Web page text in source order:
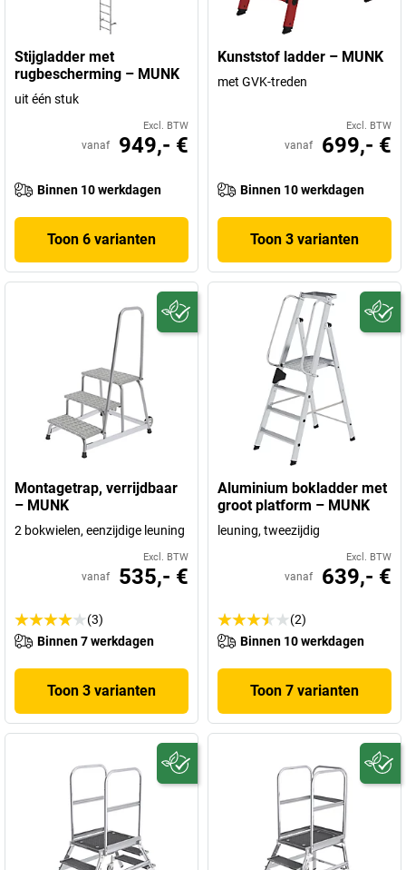
Stijgladder met
rugbescherming – MUNK
uit één stuk
Excl. BTW
vanaf 949,- €
Binnen 10 werkdagen
Toon 6 varianten
Kunststof ladder – MUNK
met GVK-treden
Excl. BTW
vanaf 699,- €
Binnen 10 werkdagen
Toon 3 varianten
Montagetrap, verrijdbaar
– MUNK
2 bokwielen, eenzijdige leuning
Excl. BTW
vanaf 535,- €
(3)
Binnen 7 werkdagen
Toon 3 varianten
Aluminium bokladder met
groot platform – MUNK
leuning, tweezijdig
Excl. BTW
vanaf 639,- €
(2)
Binnen 10 werkdagen
Toon 7 varianten